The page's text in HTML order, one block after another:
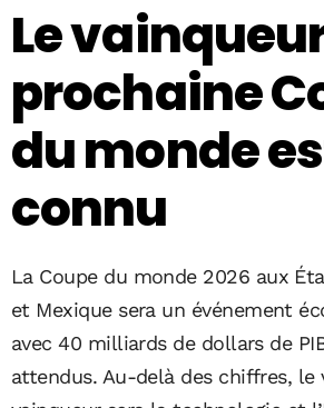
Le
prochaine
du monde
connu
La Coupe du monde 2026 aux
et Mexique sera un événement
avec 40 milliards de dollars de
attendus. Au-delà des chiffres, le